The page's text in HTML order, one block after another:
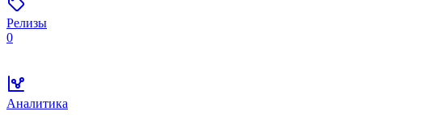
Релизы
0
Аналитика